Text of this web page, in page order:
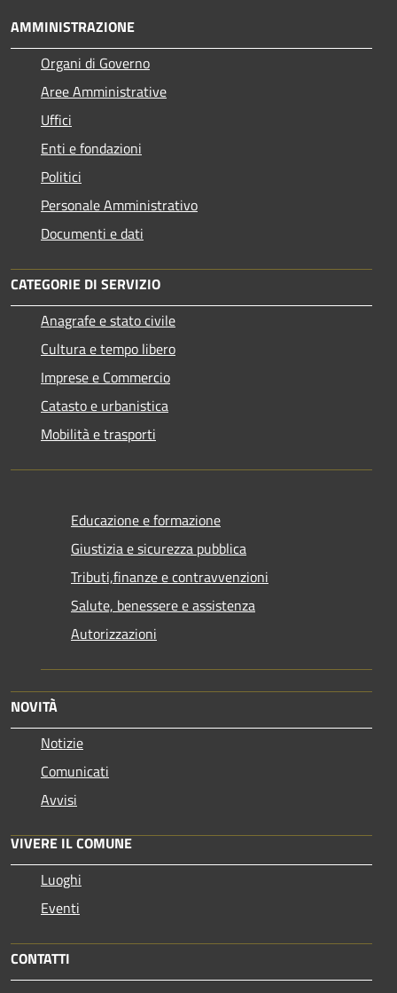
AMMINISTRAZIONE
Organi di Governo
Aree Amministrative
Uffici
Enti e fondazioni
Politici
Personale Amministrativo
Documenti e dati
CATEGORIE DI SERVIZIO
Anagrafe e stato civile
Cultura e tempo libero
Imprese e Commercio
Catasto e urbanistica
Mobilità e trasporti
Educazione e formazione
Giustizia e sicurezza pubblica
Tributi,finanze e contravvenzioni
Salute, benessere e assistenza
Autorizzazioni
NOVITÀ
Notizie
Comunicati
Avvisi
VIVERE IL COMUNE
Luoghi
Eventi
CONTATTI